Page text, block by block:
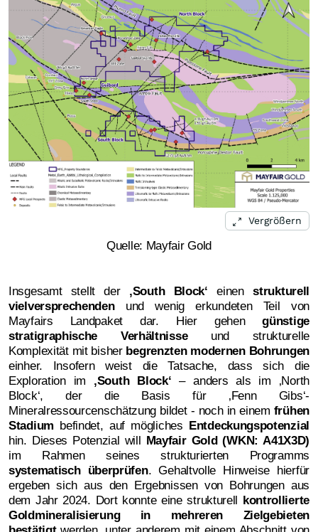
Vergrößern
Quelle: Mayfair Gold
Insgesamt stellt der ‚South Block‘ einenstrukturell
vielversprechendenund wenig erkundeten Teil von
Mayfairs Landpaket dar. Hier gehengünstige
stratigraphische Verhältnisseund strukturelle
Komplexität mit bisher begrenzten modernen Bohrungen
einher. Insofern weist die Tatsache, dass sich die
Exploration im ‚South Block‘ – anders als im ‚North
Block‘, der die Basis für ‚Fenn Gibs‘-
Mineralressourcenschätzung bildet - noch in einem frühen
Stadium befindet, auf mögliches Entdeckungspotenzial
hin. Dieses Potenzial will Mayfair Gold (WKN: A41X3D)
im Rahmen seines strukturierten Programms
systematisch überprüfen. Gehaltvolle Hinweise hierfür
ergeben sich aus den Ergebnissen von Bohrungen aus
dem Jahr 2024. Dort konnte eine strukturell kontrollierte
Goldmineralisierung in mehreren Zielgebieten